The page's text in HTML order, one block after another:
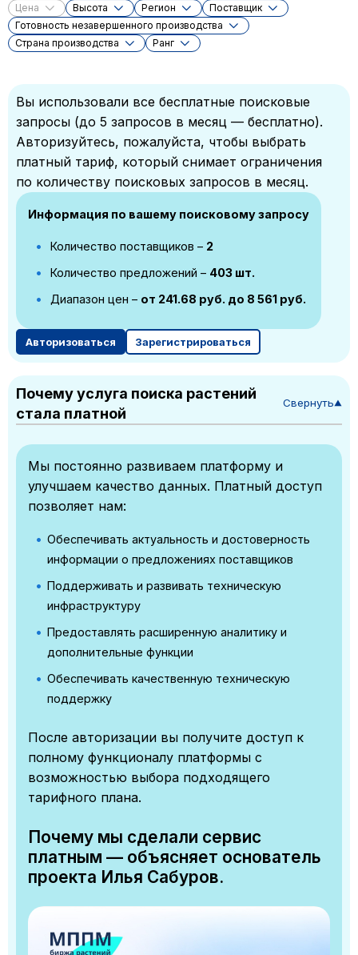
Цена Высота Регион
Поставщик
Готовность незавершенного производства
Cтрана производства
Ранг
Вы использовали все бесплатные поисковые
запросы (до 5 запросов в месяц — бесплатно).
Авторизуйтесь, пожалуйста, чтобы выбрать
платный тариф, который снимает ограничения
по количеству поисковых запросов в месяц.
Информация по вашему поисковому запросу
Количество поставщиков – 2
Количество предложений – 403 шт.
Диапазон цен – от 241.68 руб. до 8 561 руб.
Авторизоваться Зарегистрироваться
Почему услуга поиска растений
стала платной
Свернуть▼
Мы постоянно развиваем платформу и
улучшаем качество данных. Платный доступ
позволяет нам:
Обеспечивать актуальность и достоверность
информации о предложениях поставщиков
Поддерживать и развивать техническую
инфраструктуру
Предоставлять расширенную аналитику и
дополнительные функции
Обеспечивать качественную техническую
поддержку
После авторизации вы получите доступ к
полному функционалу платформы с
возможностью выбора подходящего
тарифного плана.
Почему мы сделали сервис
платным — объясняет основатель
проекта Илья Сабуров.